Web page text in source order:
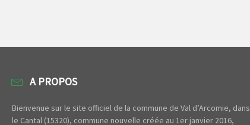
A PROPOS
Bienvenue sur le site officiel de la commune de Val d’Arcomie, dans
le Cantal (15320), commune nouvelle créée au 1er janvier 2016,